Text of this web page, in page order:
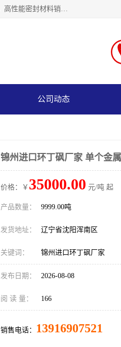
沈阳默塔化学有限公司经营范围包括：化工产品销售，专用化学产品销售，非食用盐销售，食品添加剂销售，高性能密封材料销售，涂料销售，合成材料销售，工程塑料及合成树脂销售等；主要产品有高纯电子级环丁砜，总金属离子可控制在ppb级别、纯度高、颜色浅、耐高温分解时间长，特别适合于半导体制造，硅片晶圆制造，清洗湿电子化学品，锂电池电解液，电子油墨，特种材料等高端行业；也适用于医药合成。
公司动态
锦州进口环丁砜厂家 单个金
价格：￥ 35000.00 元/吨 起
产品数量： 9999.00吨
发货地址： 辽宁省沈阳浑南区
关键词： 锦州进口环丁砜厂家
发布日期： 2026-08-08
阅 读 量： 166
销售电话： 13916907521